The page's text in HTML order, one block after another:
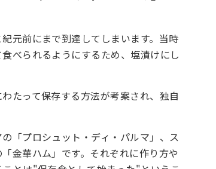
元前にまで到達してしまいます。当時
べられるようにするため、塩漬けにし
たって保存する方法が考案され、独自
「プロシュット・ディ・パルマ」、ス
金華ハム」です。それぞれに作り方や